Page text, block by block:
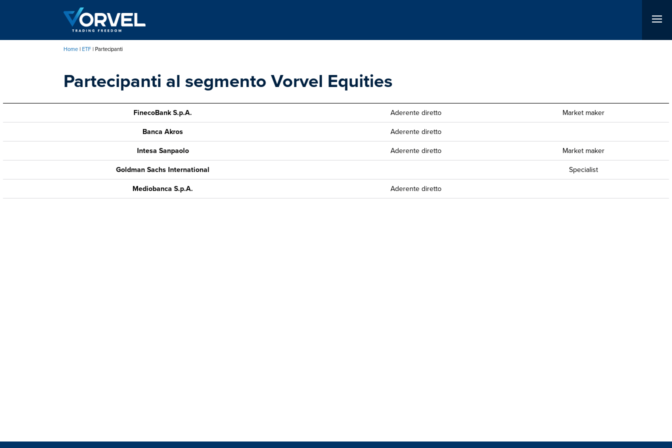
principale
di
Home ETF Partecipanti
Partecipanti al segmento Vorvel Equities
FinecoBank S.p.A. Aderente diretto Market maker
Banca Akros Aderente diretto
Intesa Sanpaolo Aderente diretto Market maker
Goldman Sachs International Specialist
Mediobanca S.p.A. Aderente diretto